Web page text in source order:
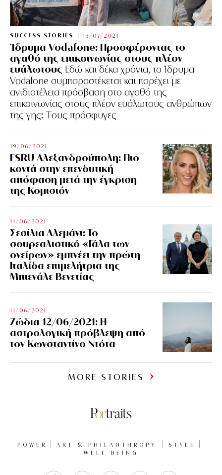
SUCCESS STORIES 13/07/2021
Ίδρυμα Vodafone: Προσφέροντας το
αγαθό της επικοινωνίας στους πλέον
ευάλωτους Εδώ και δέκα χρόνια, το Ίδρυμα
Vodafone συμπαραστέκεται και παρέχει με
ανιδιοτέλεια πρόσβαση στο αγαθό της
επικοινωνίας στους πλέον ευάλωτους ανθρώπων
της γης: Tους πρόσφυγες
19/06/2021
FSRU Αλεξανδρούπολη: Πιο
κοντά στην επενδυτική
απόφαση μετά την έγκριση
της Κομισιόν
11/06/2021
Σεσίλια Αλεμάνι: Το
σουρεαλιστικό «Γάλα των
ονείρων» εμπνέει την πρώτη
Ιταλίδα επιμελήτρια της
Μπιενάλε Βενετίας
11/06/2021
Ζώδια 12/06/2021: Η
αστρολογική πρόβλεψη από
τον Κωνσταντίνο Ντότα
MORE STORIES
POWER ART & PHILANTHROPY
STYLE
WELL BEING